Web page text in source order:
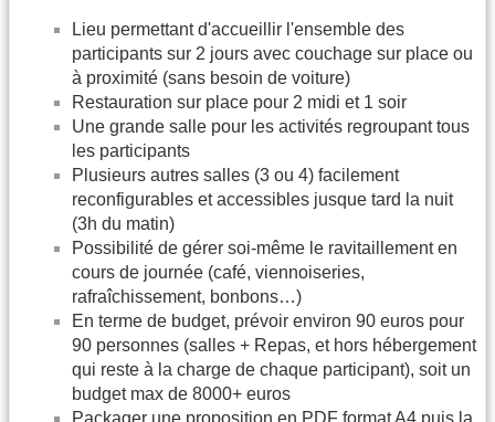
Lieu permettant d'accueillir l'ensemble des
participants sur 2 jours avec couchage sur place ou
à proximité (sans besoin de voiture)
Restauration sur place pour 2 midi et 1 soir
Une grande salle pour les activités regroupant tous
les participants
Plusieurs autres salles (3 ou 4) facilement
reconfigurables et accessibles jusque tard la nuit
(3h du matin)
Possibilité de gérer soi-même le ravitaillement en
cours de journée (café, viennoiseries,
rafraîchissement, bonbons…)
En terme de budget, prévoir environ 90 euros pour
90 personnes (salles + Repas, et hors hébergement
qui reste à la charge de chaque participant), soit un
budget max de 8000+ euros